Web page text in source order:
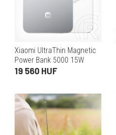
Xiaomi UltraThin Magnetic
Power Bank 5000 15W
gleccserezüst
19 560 HUF